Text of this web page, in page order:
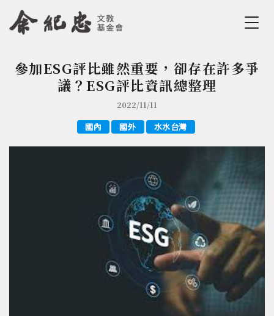
Jump to Navigation
Jump to Main content
您在這裡
參加ESG評比雖然重要，卻存在許多爭
議？ESG評比資訊總整理
2022/11/11
國內 國外 水水台灣